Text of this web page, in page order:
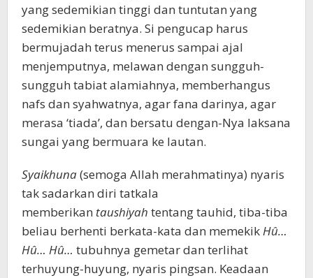
yang sedemikian tinggi dan tuntutan yang
sedemikian beratnya. Si pengucap harus
bermujadah terus menerus sampai ajal
menjemputnya, melawan dengan sungguh-
sungguh tabiat alamiahnya, memberhangus
nafs dan syahwatnya, agar fana darinya, agar
merasa ‘tiada’, dan bersatu dengan-Nya laksana
sungai yang bermuara ke lautan.
Syaikhuna(semoga Allah merahmatinya) nyaris
tak sadarkan diri tatkala
memberikan taushiyah tentang tauhid, tiba-tiba
beliau berhenti berkata-kata dan memekikHû…
Hû… Hû… tubuhnya gemetar dan terlihat
terhuyung-huyung, nyaris pingsan. Keadaan